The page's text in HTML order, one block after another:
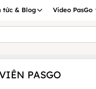
tức & Blog Video PasGo
PASGO